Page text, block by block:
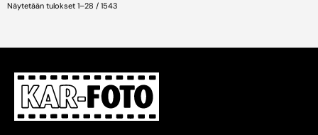
Näytetään tulokset 1–28 / 1543